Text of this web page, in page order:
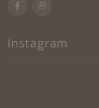
Instagram